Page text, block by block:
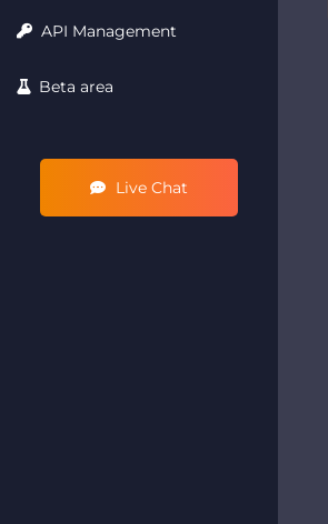
API Management
Beta area
Live Chat